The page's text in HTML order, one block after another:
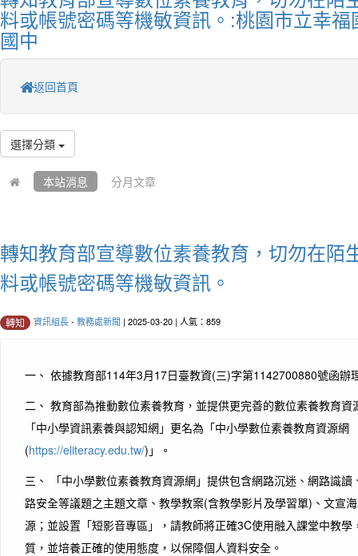
料或帳號密碼等機敏資訊。:桃園市立幸
國中
返回首頁
選擇分類
本站消息 分月文章
轉知教育部宣導數位素養教育，切勿在陌
料或帳號密碼等機敏資訊。
轉知 資訊組長- 教務處新聞 | 2025-03-20 | 人氣：859
一、 依據教育部114年3月17日臺教資(三)字第1142700880號函辦
二、 教育部為推動數位素養教育，並提供更完善的數位素養教育
「中小學資訊素養與認知網」更名為「中小學數位素養教育資源網
(https://eliteracy.edu.tw/)」。
三、 「中小學數位素養教育資源網」提供包含網路沉迷、網路識
路安全等議題之主題文章、教學教案(含教學影片及學習單)、文宣
源；並設置「短影音專區」，請教師將正確3C使用融入課堂中教學
質，並培養正確的使用態度，以保障個人資料安全。